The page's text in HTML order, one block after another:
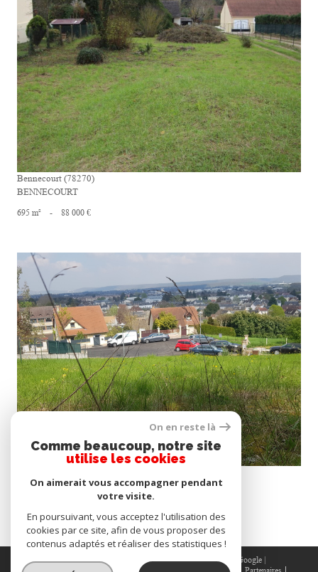
voir le bien
Bennecourt (78270)
BENNECOURT
695 m² - 88 000 €
voir le bien
CENTRE DE GAILLON
© 2026 | Tous droits réservés | Traduction powered by Google |
On en reste là
Comme beaucoup, notre site
utilise les cookies
On aimerait vous accompagner pendant
votre visite.
En poursuivant, vous acceptez l'utilisation des
cookies par ce site, afin de vous proposer des
contenus adaptés et réaliser des statistiques !